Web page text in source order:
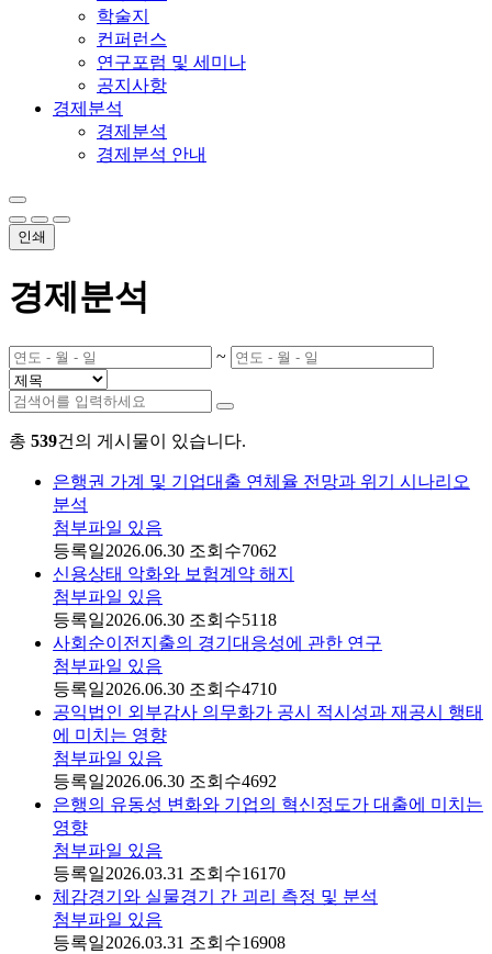
학술지
컨퍼런스
연구포럼 및 세미나
공지사항
경제분석
경제분석
경제분석 안내
인쇄
경제분석
~
총 539건의 게시물이 있습니다.
은행권 가계 및 기업대출 연체율 전망과 위기 시나리오
분석
첨부파일 있음
등록일2026.06.30 조회수7062
신용상태 악화와 보험계약 해지
첨부파일 있음
등록일2026.06.30 조회수5118
사회순이전지출의 경기대응성에 관한 연구
첨부파일 있음
등록일2026.06.30 조회수4710
공익법인 외부감사 의무화가 공시 적시성과 재공시 행태
에 미치는 영향
첨부파일 있음
등록일2026.06.30 조회수4692
은행의 유동성 변화와 기업의 혁신정도가 대출에 미치는
영향
첨부파일 있음
등록일2026.03.31 조회수16170
체감경기와 실물경기 간 괴리 측정 및 분석
첨부파일 있음
등록일2026.03.31 조회수16908